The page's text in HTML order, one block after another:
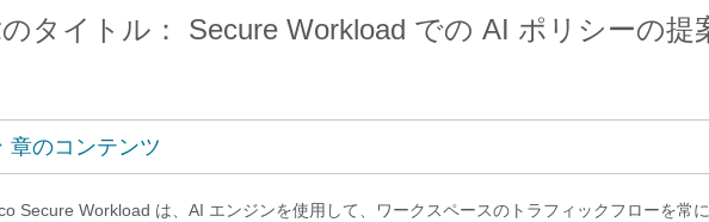
タイトル： Secure Workload での AI ポリシーの提
章のコンテンツ
Secure Workload は、AI エンジンを使用して、ワークスペースのトラフィックフローを常